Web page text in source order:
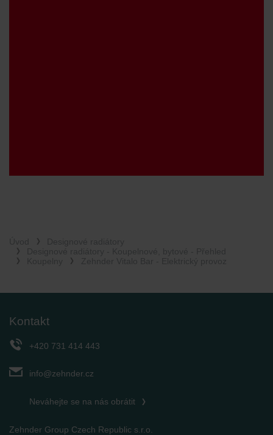
Kontakt
+420 731 414 443
info@zehnder.cz
Neváhejte se na nás obrátit
Zehnder Group Czech Republic s.r.o.